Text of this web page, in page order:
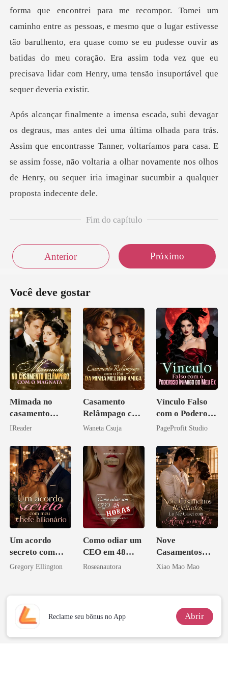
pessoas, e mesmo que o lugar estivesse
tão barulhento, era quase como se eu pudesse ouvir as
batidas do meu co
ara trás.
Assim que encontrasse Tanner, voltaríamos para casa. E
se assim fosse, não voltaria a olha
Fim do capítulo
Anterior Próximo
Você deve gostar
Mimada no
casamento
relâmpago com
IReader
Casamento
Relâmpago com
o Pai da Minha
Waneta Csuja
Vínculo Falso
com o Poderoso
Inimigo do Meu
PageProfit Studio
Um acordo
secreto com
meu chefe
Gregory Ellington
Como odiar um
CEO em 48
horas
Roseanautora
Nove
Casamentos
Rejeitados, Eu
Ex
Xiao Mao Mao
Reclame seu bônus no App Abrir